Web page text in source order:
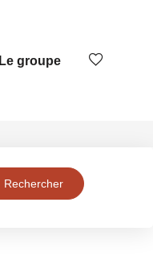
Le groupe